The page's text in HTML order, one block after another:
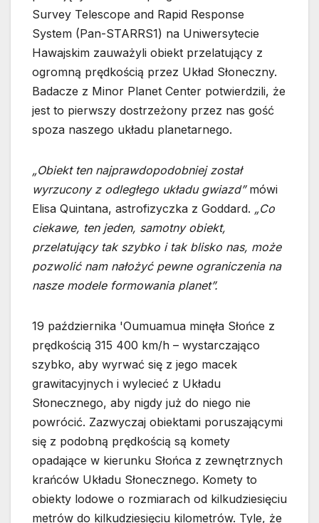
Survey Telescope and Rapid Response
System (Pan-STARRS1) na Uniwersytecie
Hawajskim zauważyli obiekt przelatujący z
ogromną prędkością przez Układ Słoneczny.
Badacze z Minor Planet Center potwierdzili, że
jest to pierwszy dostrzeżony przez nas gość
spoza naszego układu planetarnego.
„Obiekt ten najprawdopodobniej został
wyrzucony z odległego układu gwiazd”mówi
Elisa Quintana, astrofizyczka z Goddard. „Co
ciekawe, ten jeden, samotny obiekt,
przelatujący tak szybko i tak blisko nas, może
pozwolić nam nałożyć pewne ograniczenia na
nasze modele formowania planet”.
19 października 'Oumuamua minęła Słońce z
prędkością 315 400 km/h – wystarczająco
szybko, aby wyrwać się z jego macek
grawitacyjnych i wylecieć z Układu
Słonecznego, aby nigdy już do niego nie
powrócić. Zazwyczaj obiektami poruszającymi
się z podobną prędkością są komety
opadające w kierunku Słońca z zewnętrznych
krańców Układu Słonecznego. Komety to
obiekty lodowe o rozmiarach od kilkudziesięciu
metrów do kilkudziesięciu kilometrów. Tyle, że